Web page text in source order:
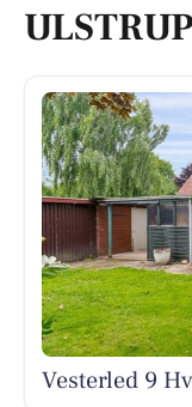
ULSTRUP
Vesterled 9